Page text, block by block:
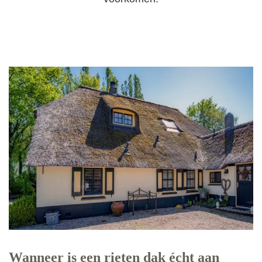
Wanneer is een rieten dak écht aan